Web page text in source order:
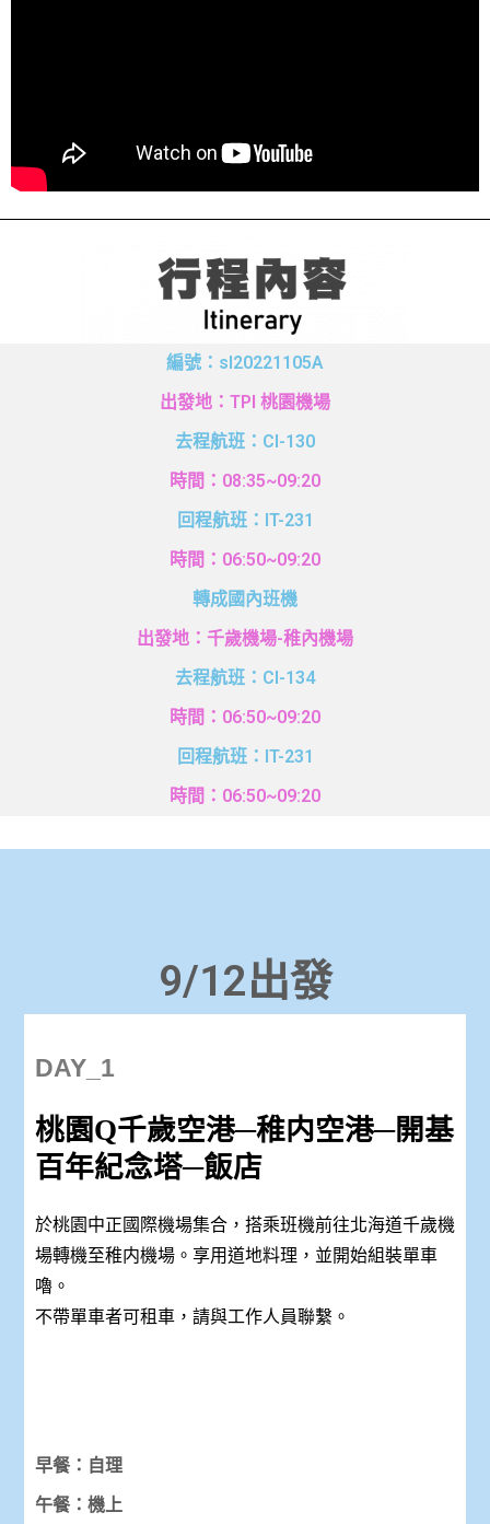
編號：sl20221105A
出發地：TPI 桃園機場
去程航班：CI-130
時間：08:35~09:20
回程航班：IT-231
時間：06:50~09:20​
轉成國內班機
出發地：千歲機場-稚內機場
去程航班：CI-134
時間：06:50~09:20
回程航班：IT-231
時間：06:50~09:20​
9/12出發
DAY_1
桃園Q千歲空港─稚内空港─開基
百年紀念塔─飯店
於桃園中正國際機場集合，搭乘班機前往北海道千歲機
場轉機至稚内機場。享用道地料理，並開始組裝單車
嚕。
不帶單車者可租車，請與工作人員聯繫。
早餐：自理
午餐：機上